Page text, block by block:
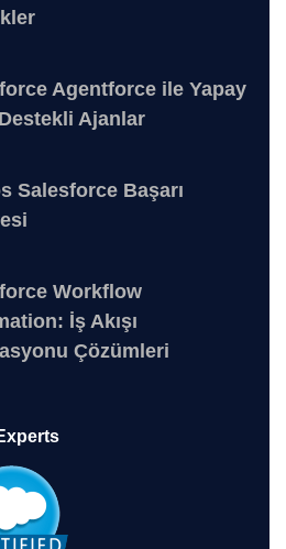
Agentforce ile Yapay
Ajanlar
Salesforce Başarı
Workflow
İş Akışı
Çözümleri